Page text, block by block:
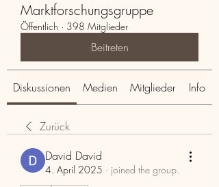
Marktforschungsgruppe
Öffentlich · 398 Mitglieder
Beitreten
Diskussionen Medien Mitglieder Info
Zurück
David David
4. April 2025 · joined the group.